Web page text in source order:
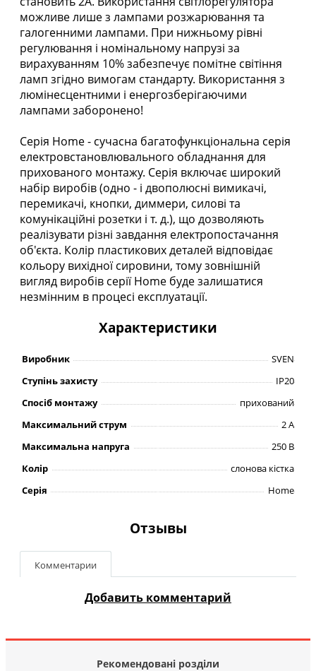
можливе лише з лампами розжарювання та
галогенними лампами. При нижньому рівні
регулювання і номінальному напрузі за
вирахуванням 10% забезпечує помітне світіння
ламп згідно вимогам стандарту. Використання з
люмінесцентними і енергозберігаючими
лампами заборонено!
Серія Home - сучасна багатофункціональна серія
електровстановлювального обладнання для
прихованого монтажу. Серія включає широкий
набір виробів (одно - і двополюсні вимикачі,
перемикачі, кнопки, диммери, силові та
комунікаційні розетки і т. д.), що дозволяють
реалізувати різні завдання електропостачання
об'єкта. Колір пластикових деталей відповідає
кольору вихідної сировини, тому зовнішній
вигляд виробів серії Home буде залишатися
незмінним в процесі експлуатації.
Характеристики
Виробник
SVEN
Ступінь захисту
IP20
Спосіб монтажу
прихований
Максимальний струм
2 А
Максимальна напруга
250 В
Колір
слонова кістка
Серія
Home
Отзывы
Комментарии
Добавить комментарий
Рекомендовані розділи